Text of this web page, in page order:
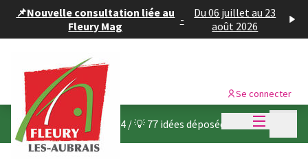
📌Nouvelle consultation liée au
Fleury Mag
-
Du 06 juillet au 23
août 2026
Menu
Se connecter
Budget participatif 2024 /💡 77 idées déposées
Panneau de gestion des cookies